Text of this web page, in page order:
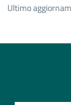
Ultimo